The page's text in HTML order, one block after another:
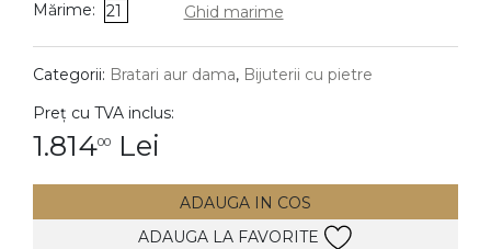
DIAMANTE Vezi toate
Cercei
Mărime: 21 Ghid marime
Categorii: Bratari aur dama, Bijuterii cu pietre
Preț cu TVA inclus:
1.81400 Lei
ADAUGA IN COS
ADAUGA LA FAVORITE